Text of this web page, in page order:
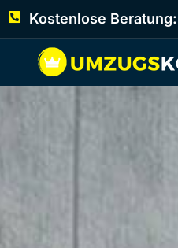
Kostenlose Beratung: